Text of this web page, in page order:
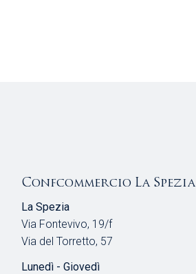
Confcommercio La Spezia
La Spezia
Via Fontevivo, 19/f
Via del Torretto, 57
Lunedì - Giovedì